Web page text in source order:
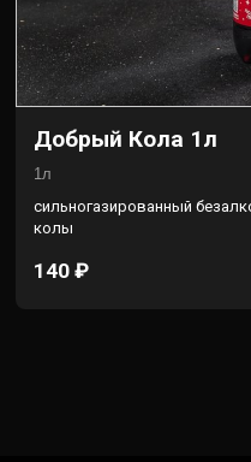
Добрый Кола 1л
1л
сильногазированный
колы
140 ₽